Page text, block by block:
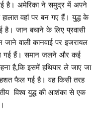
है। अमेरिका ने समुद्र में अपने
वहां पर बन गए हैं। युद्ध के
है। जान बचाने के लिए प्रवासी
वाली कानवाई पर इजरायल
गई हैं। समान जलने और कई
है,कि इसमें हथियार ले जाए जा
फैल गई है। वह किसी तरह
विश्व युद्ध की आशंका से एक